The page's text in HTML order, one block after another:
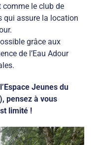
le club de
qui assure la location
grâce aux
de l’Eau Adour
Jeunes du
pensez à vous
limité !